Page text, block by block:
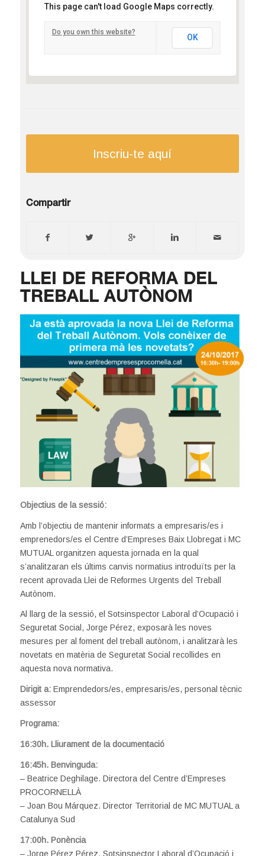
L’Auditori de Cornellà
Albert Einstein, 51 - Cornellà del Llobregat
This page can't load Google Maps correctly.
Do you own this website?
OK
Inscriu-te aquí
Compartir
LLEI DE REFORMA DEL
TREBALL AUTÒNOM
Objectius de la sessió:
Amb l’objectiu de mantenir informats a empresaris/es i
emprenedors/es el Centre d’Empreses Baix Llobregat i MC
MUTUAL organitzen aquesta jornada en la qual
s’analitzaran els últims canvis normatius introduïts per la
recent aprovada Llei de Reformes Urgents del Treball
Autònom.
Al llarg de la sessió, el Sotsinspector Laboral d’Ocupació i
Seguretat Social, Jorge Pérez, exposarà les noves
mesures per al foment del treball autònom, i analitzarà les
novetats en matèria de Seguretat Social recollides en
aquesta nova normativa.
Dirigit a: Emprendedors/es, empresaris/es, personal tècnic
assessor
Programa:
16:30h. Lliurament de la documentació
16:45h. Benvinguda:
– Beatrice Deghilage. Directora del Centre d’Empreses
PROCORNELLÀ
– Joan Bou Márquez. Director Territorial de MC MUTUAL a
Catalunya Sud
17:00h. Ponència
– Jorge Pérez Pérez. Sotsinspector Laboral d’Ocupació i